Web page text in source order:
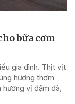
bữa cơm
gia đình. Thịt vịt
hương thơm
hương vị đậm đà,